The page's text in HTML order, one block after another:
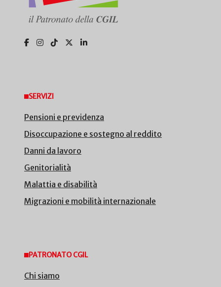
SERVIZI
Pensioni e previdenza
Disoccupazione e sostegno al reddito
Danni da lavoro
Genitorialità
Malattia e disabilità
Migrazioni e mobilità internazionale
PATRONATO CGIL
Chi siamo